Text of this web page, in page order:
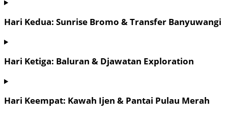
Hari Kedua: Sunrise Bromo & Transfer Banyuwangi
Hari Ketiga: Baluran & Djawatan Exploration
Hari Keempat: Kawah Ijen & Pantai Pulau Merah